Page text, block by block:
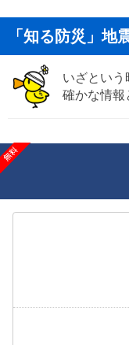
「知る防災」地
いざという
確かな情報